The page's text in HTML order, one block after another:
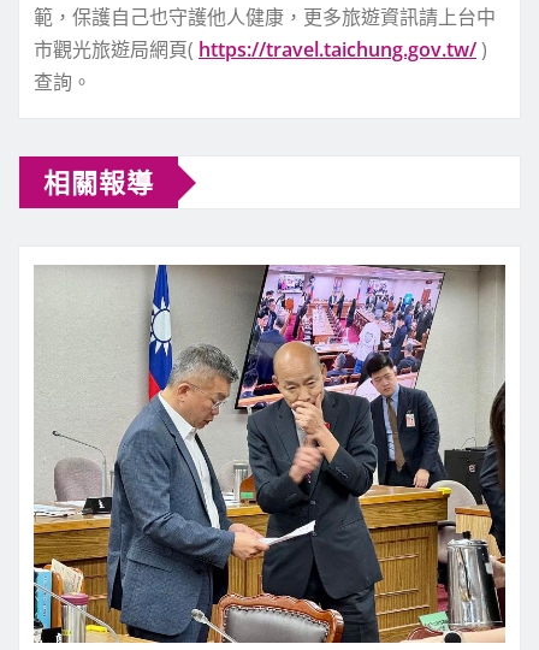
範，保護自己也守護他人健康，更多旅遊資訊請上台中
市觀光旅遊局網頁( https://travel.taichung.gov.tw/)
查詢。
相關報導